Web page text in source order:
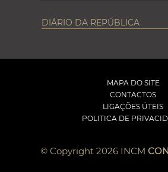
DIÁRIO DA REPÚBLICA
MAPA DO SITE
CONTACTOS
LIGAÇÕES ÚTEIS
POLITICA DE
© Copyright 2026 INCM